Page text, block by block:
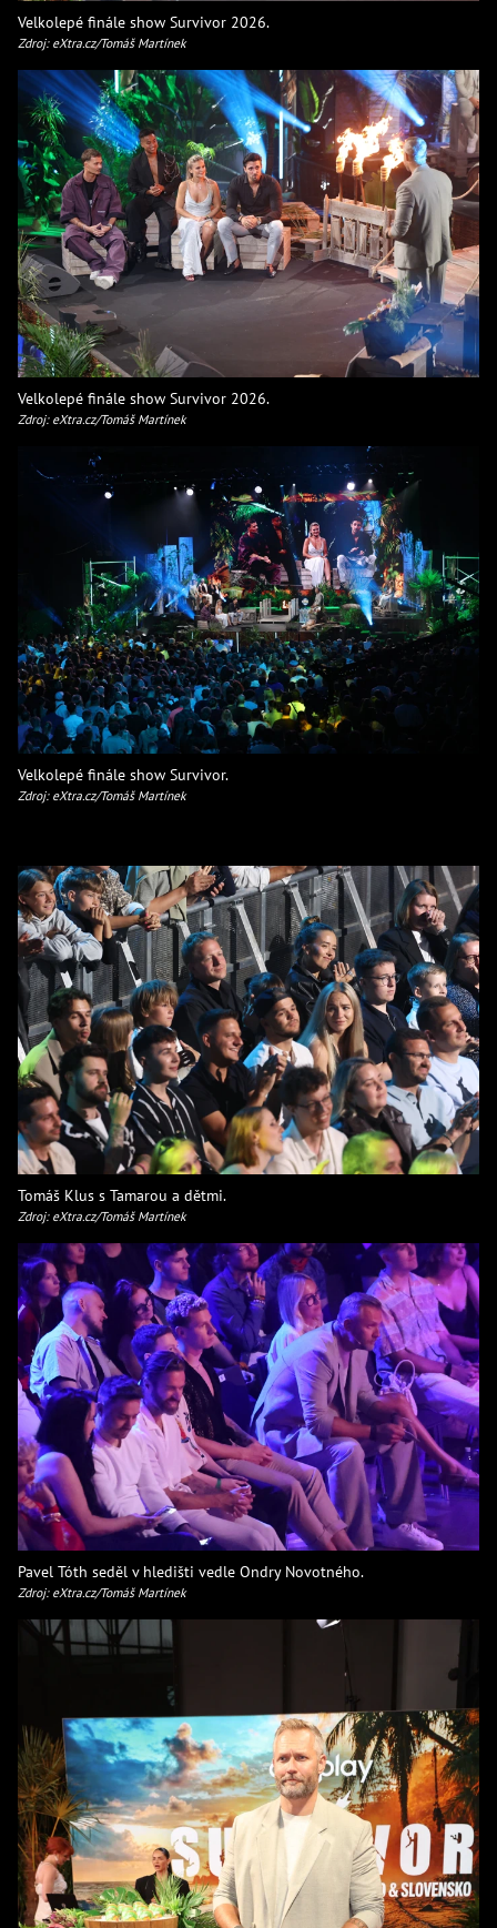
Velkolepé finále show Survivor 2026.
Zdroj: eXtra.cz/Tomáš Martínek
Velkolepé finále show Survivor 2026.
Zdroj: eXtra.cz/Tomáš Martínek
Velkolepé finále show Survivor.
Zdroj: eXtra.cz/Tomáš Martínek
Tomáš Klus s Tamarou a dětmi.
Zdroj: eXtra.cz/Tomáš Martínek
Pavel Tóth seděl v hledišti vedle Ondry Novotného.
Zdroj: eXtra.cz/Tomáš Martínek